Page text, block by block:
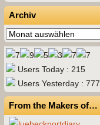
Archiv
Archiv
Users Today : 215
Users Yesterday : 777
From the Makers of…